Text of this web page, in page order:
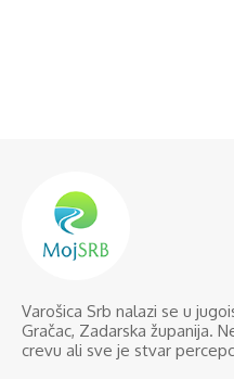
Varošica Srb nalazi se u
Gračac, Zadarska županija.
crevu ali sve je stvar